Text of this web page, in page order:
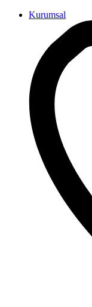
İçeriğeKurumsal